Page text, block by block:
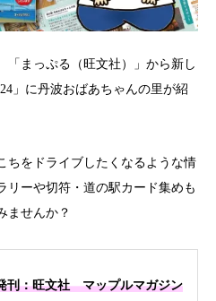
「まっぷる（旺文社）」から新し
」に丹波おばあちゃんの里が紹
ちをドライブしたくなるような情
リーや切符・道の駅カード集めも
ませんか？
刊：旺文社 マップルマガジン